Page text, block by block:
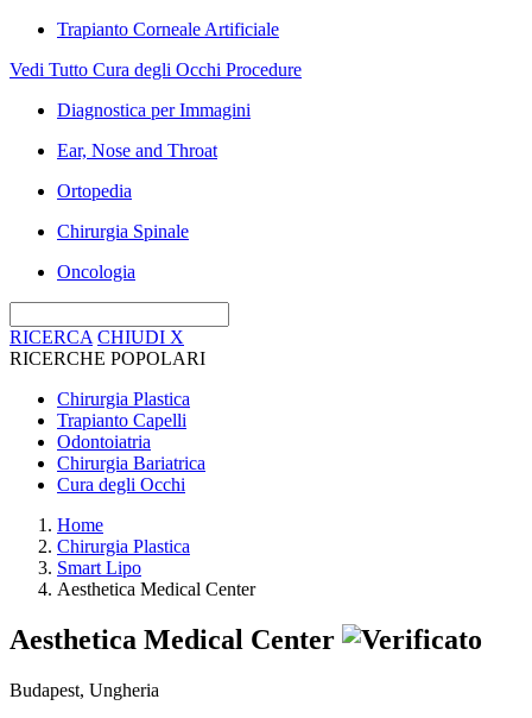
Trapianto Corneale Artificiale
Vedi Tutto Cura degli Occhi Procedure
Diagnostica per Immagini
Ear, Nose and Throat
Ortopedia
Chirurgia Spinale
Oncologia
RICERCA CHIUDI X
RICERCHE POPOLARI
Chirurgia Plastica
Trapianto Capelli
Odontoiatria
Chirurgia Bariatrica
Cura degli Occhi
Home
Chirurgia Plastica
Smart Lipo
Aesthetica Medical Center
Aesthetica Medical Center
Budapest, Ungheria